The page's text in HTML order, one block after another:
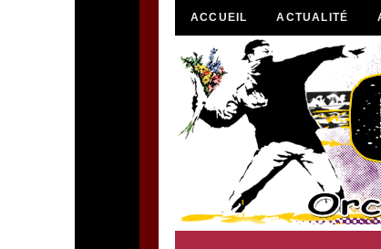
ACCUEIL ACTUALITÉ